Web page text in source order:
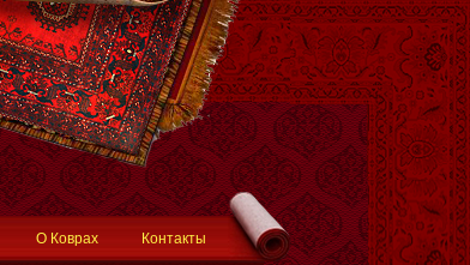
О Коврах Контакты